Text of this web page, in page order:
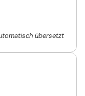
übersetzt